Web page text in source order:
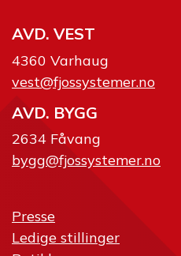
AVD. VEST
4360 Varhaug
vest@fjossystemer.no
AVD. BYGG
2634 Fåvang
bygg@fjossystemer.no
Presse
Ledige stillinger